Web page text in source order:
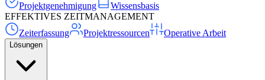
Projektgenehmigung
Wissensbasis
EFFEKTIVES ZEITMANAGEMENT
Zeiterfassung
Projektressourcen Operative Arbeit
Lösungen